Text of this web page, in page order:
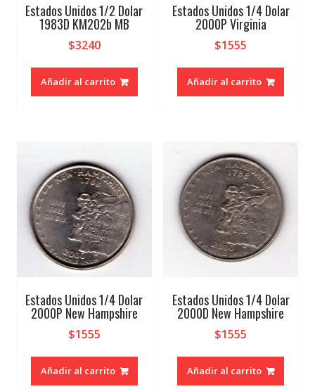
Estados Unidos 1/2 Dolar
1983D KM202b MB
$3240
Añadir al carrito
Estados Unidos 1/4 Dolar
2000P Virginia
$1555
Añadir al carrito
Estados Unidos 1/4 Dolar
2000P New Hampshire
$1555
Añadir al carrito
Estados Unidos 1/4 Dolar
2000D New Hampshire
$1555
Añadir al carrito